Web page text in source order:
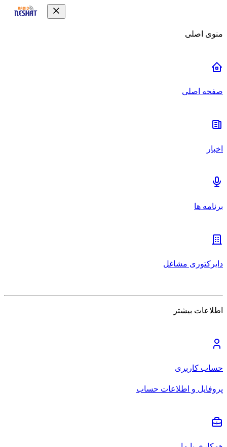
منوی اصلی
صفحه اصلی
اخبار
برنامه ها
دایرکتوری مشاغل
اطلاعات بیشتر
حساب کاربری
پروفایل و اطلاعات حساب